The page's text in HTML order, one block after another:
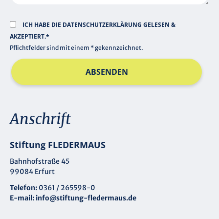
ICH HABE DIE DATENSCHUTZERKLÄRUNG GELESEN &
AKZEPTIERT.*
Pflichtfelder sind mit einem * gekennzeichnet.
ABSENDEN
Anschrift
Stiftung FLEDERMAUS
Bahnhofstraße 45
99084 Erfurt
Telefon: 0361 / 265598-0
E-mail: info@stiftung-fledermaus.de